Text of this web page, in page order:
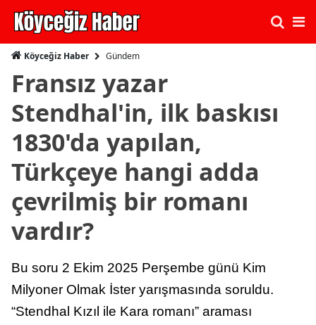
Köyceğiz Haber Gündem
Fransız yazar
Stendhal'in, ilk baskısı
1830'da yapılan,
Türkçeye hangi adda
çevrilmiş bir romanı
vardır?
Bu soru 2 Ekim 2025 Perşembe günü Kim
Milyoner Olmak İster yarışmasında soruldu.
“Stendhal Kızıl ile Kara romanı” araması